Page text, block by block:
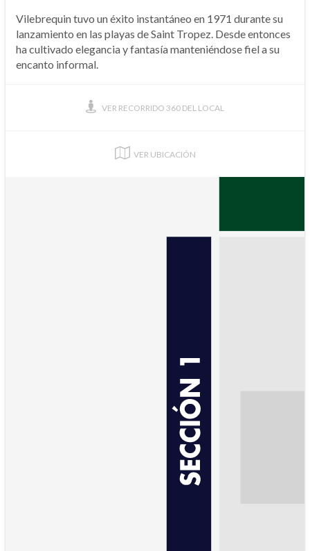
Vilebrequin tuvo un éxito instantáneo en 1971 durante su
lanzamiento en las playas de Saint Tropez. Desde entonces
ha cultivado elegancia y fantasía manteniéndose fiel a su
encanto informal.
VER RECORRIDO 360 DEL LOCAL
VER UBICACIÓN